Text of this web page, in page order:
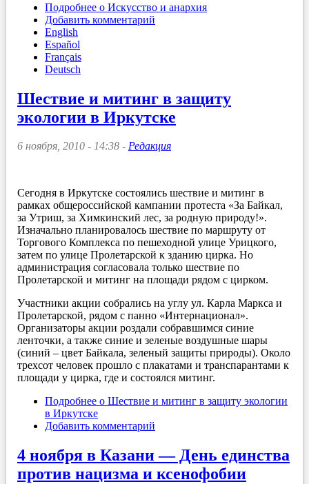
Подробнее о Искусство и анархия
Добавить комментарий
English
Español
Français
Deutsch
Шествие и митинг в защиту
экологии в Иркутске
6 ноября, 2010 - 14:38 - Редакция
Сегодня в Иркутске состоялись шествие и митинг в
рамках общероссийской кампании протеста «За Байкал,
за Утриш, за Химкинский лес, за родную природу!».
Изначально планировалось шествие по маршруту от
Торгового Комплекса по пешеходной улице Урицкого,
затем по улице Пролетарской к зданию цирка. Но
администрация согласовала только шествие по
Пролетарской и митинг на площади рядом с цирком.
Участники акции собрались на углу ул. Карла Маркса и
Пролетарской, рядом с панно «Интернационал».
Организаторы акции роздали собравшимся синие
ленточки, а также синие и зеленые воздушные шары
(синий – цвет Байкала, зеленый защиты природы). Около
трехсот человек прошло с плакатами и транспарантами к
площади у цирка, где и состоялся митинг.
Подробнее о Шествие и митинг в защиту экологии
в Иркутске
Добавить комментарий
4 ноября в Казани — День единства
против нацизма и ксенофобии